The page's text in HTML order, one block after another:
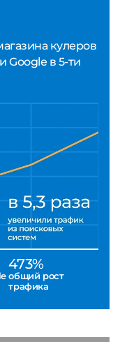
кулеров
Google в 5-ти
473%
общий рост
трафика